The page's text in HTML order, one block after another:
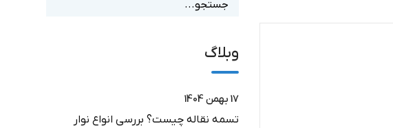
وبلاگ
17 بهمن 1404
تسمه نقاله چیست؟ بررسی انواع نوار